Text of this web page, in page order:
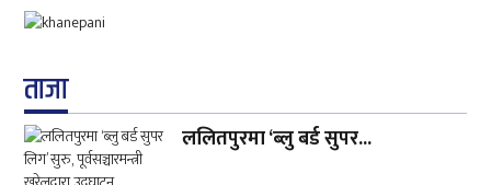
ताजा
ललितपुरमा ‘ब्लु बर्ड सुपर...